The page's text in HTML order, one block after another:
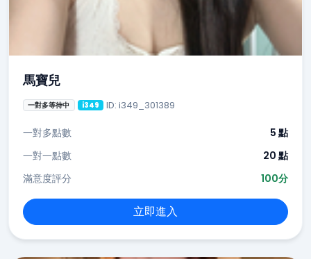
馬寶兒
一對多等待中 i349 ID: i349_301389
一對多點數
5 點
一對一點數
20 點
滿意度評分
100分
立即進入